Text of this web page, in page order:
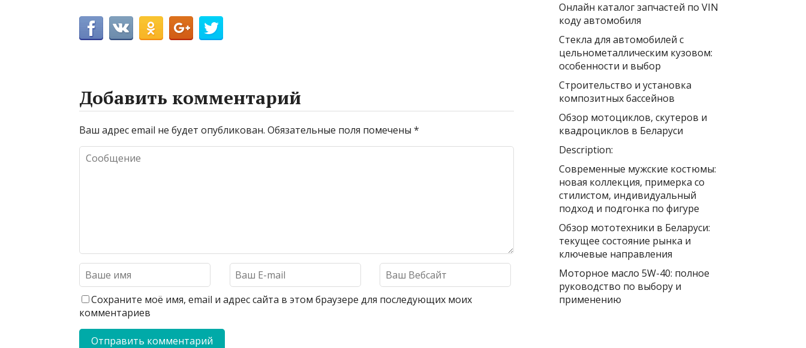
Добавить комментарий
Ваш адрес email не будет опубликован. Обязательные поля помечены *
Сохраните моё имя, email и адрес сайта в этом браузере для последующих моих
комментариев
Онлайн каталог запчастей по VIN
коду автомобиля
Стекла для автомобилей с
цельнометаллическим кузовом:
особенности и выбор
Строительство и установка
композитных бассейнов
Обзор мотоциклов, скутеров и
квадроциклов в Беларуси
Description:
Современные мужские костюмы:
новая коллекция, примерка со
стилистом, индивидуальный
подход и подгонка по фигуре
Обзор мототехники в Беларуси:
текущее состояние рынка и
ключевые направления
Моторное масло 5W-40: полное
руководство по выбору и
применению